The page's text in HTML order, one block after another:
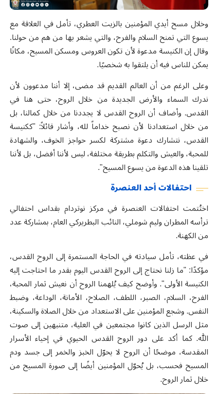
وخلال مسح أيدي المؤمنين بالزيت العطري، تأمل في العلاقة مع
يسوع التي تمنح السلام والفرح، والتي يشعر بها من هم من حولنا.
وقال إن الكنيسة مدعوة لأن تكون العروس ومسكن المسيح، مكانًا
يمكن للناس فيه أن يلتقوا به شخصيًا.
وعلى الرغم من أن العالم القديم قد مضى، إلا أننا مدعوون لأن
ندرك السماء والأرض الجديدة من خلال الروح، حتى هنا في
القدس. وأضاف أن الروح القدس لا يجددنا من خلال كمالنا، بل
من خلال استعدادنا لأن نصبح خداماً لله، وأشار قائلاً: "ككنيسة
القدس، نتشارك دعوة مشتركة لكسر حواجز الخوف، والشهادة
للمحبة، والعيش والتكلم بطريقة مختلفة، ليس لأننا أفضل، بل لأننا
تلقينا هذه الدعوة من يسوع المسيح".
احتفالات أحد العنصرة
اختُتمت احتفالات العنصرة في مركز نوتردام بقداس احتفالي
ترأسه المطران وليم شوملي، النائب البطريركي العام، بمشاركة عدد
من الكهنة.
في عظته، تأمل سيادته في الحاجة المستمرة إلى الروح القدس،
مؤكدًا: "ما زلنا نحتاج إلى الروح القدس اليوم بقدر ما احتاجت إليه
الكنيسة الأولى". وأوضح كيف يُلهمنا الروح أن نعيش ثمار المحبة،
الفرح، السلام، الصبر، اللطف، الصلاح، الأمانة، الوداعة، وضبط
النفس. وشجع المؤمنين على الاستعداد من خلال الصلاة والسكينة،
مثل الرسل الذين كانوا مجتمعين في العلية، متنبهين إلى صوت
الله. كما أكد على دور الروح القدس الحيوي في إحياء الأسرار
المقدسة، موضحًا أن الروح لا يحوّل الخبز والخمر إلى جسد ودم
المسيح فحسب، بل يُحوّل المؤمنين أيضًا إلى صورة المسيح من
خلال ثمار الروح.